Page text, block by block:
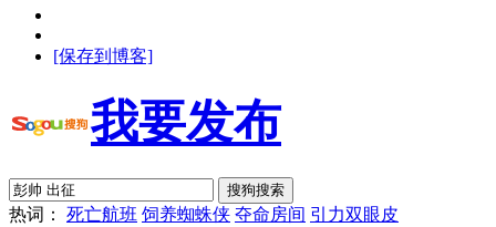
[保存到博客]
我要发布
热词： 死亡航班 饲养蜘蛛侠 夺命房间 引力双眼皮